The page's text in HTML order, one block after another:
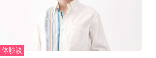
体験談